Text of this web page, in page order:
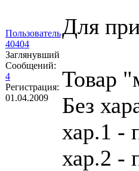
Пользователь
40404
Заглянувший
Сообщений:
4
Регистрация:
01.04.2009
Для
Товар
Без
хар.1 -
хар.2 -